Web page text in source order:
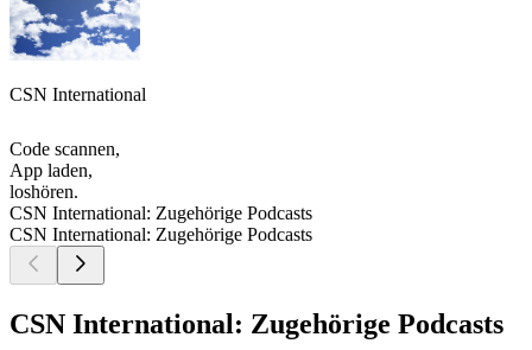
CSN International
Code scannen,
App laden,
loshören.
CSN International: Zugehörige Podcasts
CSN International: Zugehörige Podcasts
CSN International: Zugehörige Podcasts